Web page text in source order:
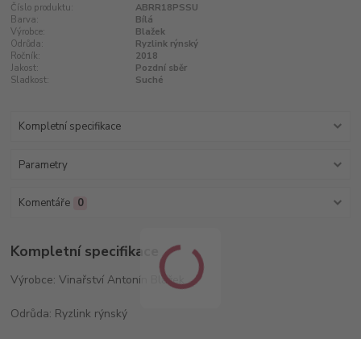
Číslo produktu:
ABRR18PSSU
Barva:
Bílá
Výrobce:
Blažek
Odrůda:
Ryzlink rýnský
Ročník:
2018
Jakost:
Pozdní sběr
Sladkost:
Suché
Kompletní specifikace
Parametry
Komentáře 0
Kompletní specifikace
Výrobce: Vinařství Antonín Blažek
Odrůda: Ryzlink rýnský